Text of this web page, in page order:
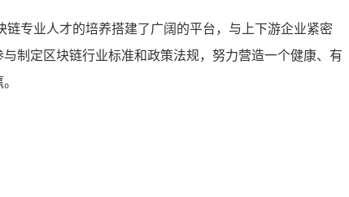
专业人才的培养搭建了广阔的平台，与上下游企业紧密
制定区块链行业标准和政策法规，努力营造一个健康、有